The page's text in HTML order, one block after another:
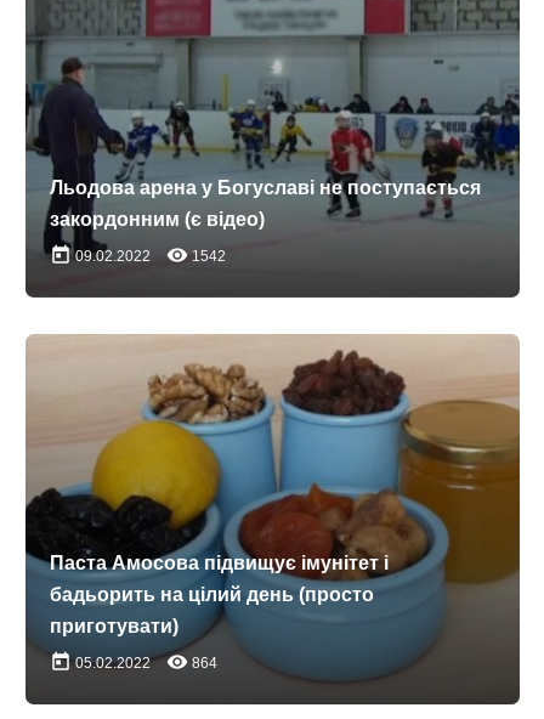
Льодова арена у Богуславі не поступається
закордонним (є відео)
today09.02.2022 remove_red_eye 1542
Паста Амосова підвищує імунітет і
бадьорить на цілий день (просто
приготувати)
today05.02.2022 remove_red_eye 864